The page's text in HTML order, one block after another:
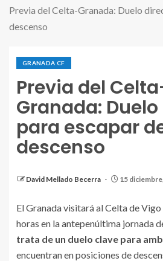
Previa del Celta-Granada: Duelo
descenso
GRANADA CF
Previa del
Granada:
para escapar
descenso
David Mellado Becerra 15
El Granada visitará al Celta de
horas en la antepenúltima jornada
trata de un duelo clave para
encuentran en posiciones de